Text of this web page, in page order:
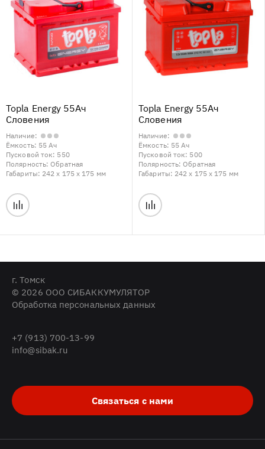
Topla Energy 55Ач
Словения
Наличие:
Ёмкость: 55 Ач
Пусковой ток: 550
Полярность:Обратная
Габариты: 242 x 175 x 175 мм
Topla Energy 55Ач
Словения
Наличие:
Ёмкость: 55 Ач
Пусковой ток: 500
Полярность:Обратная
Габариты: 242 x 175 x 175 мм
г. Томск
© 2026 ООО СИБАККУМУЛЯТОР
Обработка персональных данных
+7 (913) 700-13-99
info@sibak.ru
Связаться с нами